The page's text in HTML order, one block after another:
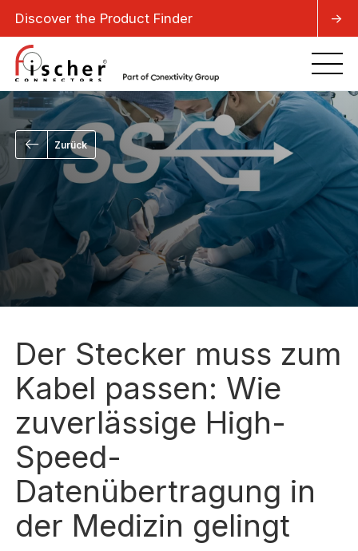
Discover the Product Finder ->
Zurück
Der Stecker muss zum
Kabel passen: Wie
zuverlässige High-
Speed-
Datenübertragung in
der Medizin gelingt